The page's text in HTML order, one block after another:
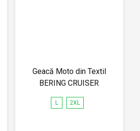
Geacă Moto din Textil
BERING CRUISER
L 2XL